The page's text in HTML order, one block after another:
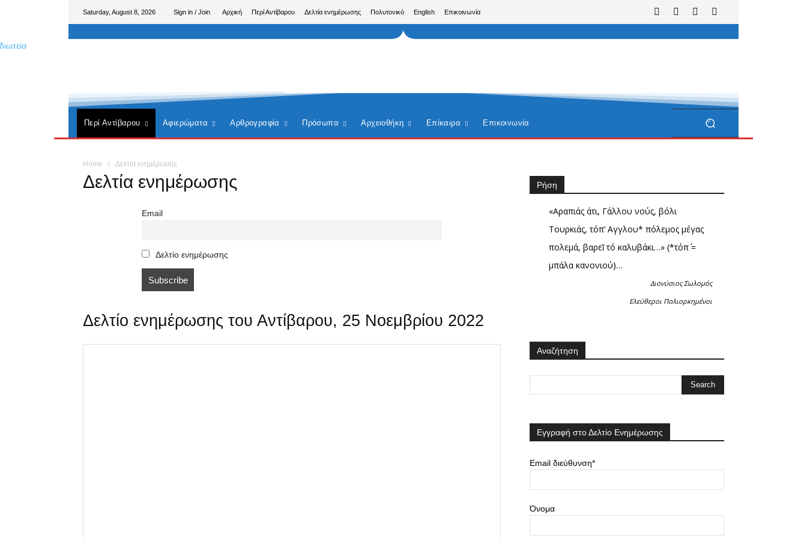
Saturday, August 8, 2026 Sign in / Join Αρχική Περί Αντίβαρου Δελτία ενημέρωσης Πολυτονικό English Επικοινωνία
Περί Αντίβαρου Αφιερώματα Αρθρογραφία Πρόσωπα Αρχειοθήκη Επίκαιρα Επικοινωνία
Home Δελτία ενημέρωσης
Δελτία ενημέρωσης
Email
Δελτίο ενημέρωσης
Δελτίο ενημέρωσης του Αντίβαρου, 25 Νοεμβρίου 2022
Ρήση
«Αραπιάς άτι, Γάλλου νούς, βόλι
Τουρκιάς, τόπ’ Αγγλου* πόλεμος μέγας
πολεμά, βαρεῖ τό καλυβάκι…» (*τόπ΄ =
μπάλα κανονιού)…
Διονύσιος Σωλομός
Ελεύθεροι Πολιορκημένοι
Αναζήτηση
Εγγραφή στο Δελτίο Ενημέρωσης
Email διεύθυνση*
Όνομα